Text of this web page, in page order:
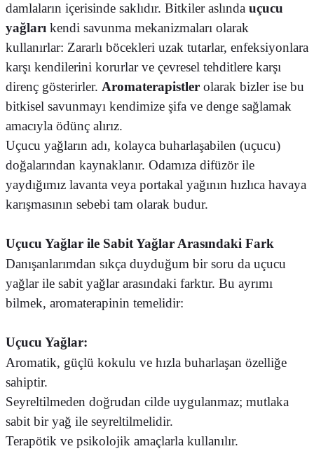
damlaların içerisinde saklıdır. Bitkiler aslında uçucu
yağları kendi savunma mekanizmaları olarak
kullanırlar: Zararlı böcekleri uzak tutarlar, enfeksiyonlara
karşı kendilerini korurlar ve çevresel tehditlere karşı
direnç gösterirler. Aromaterapistler olarak bizler ise bu
bitkisel savunmayı kendimize şifa ve denge sağlamak
amacıyla ödünç alırız.
Uçucu yağların adı, kolayca buharlaşabilen (uçucu)
doğalarından kaynaklanır. Odamıza difüzör ile
yaydığımız lavanta veya portakal yağının hızlıca havaya
karışmasının sebebi tam olarak budur.
Uçucu Yağlar ile Sabit Yağlar Arasındaki Fark
Danışanlarımdan sıkça duyduğum bir soru da uçucu
yağlar ile sabit yağlar arasındaki farktır. Bu ayrımı
bilmek, aromaterapinin temelidir:
Uçucu Yağlar:
Aromatik, güçlü kokulu ve hızla buharlaşan özelliğe
sahiptir.
Seyreltilmeden doğrudan cilde uygulanmaz; mutlaka
sabit bir yağ ile seyreltilmelidir.
Terapötik ve psikolojik amaçlarla kullanılır.